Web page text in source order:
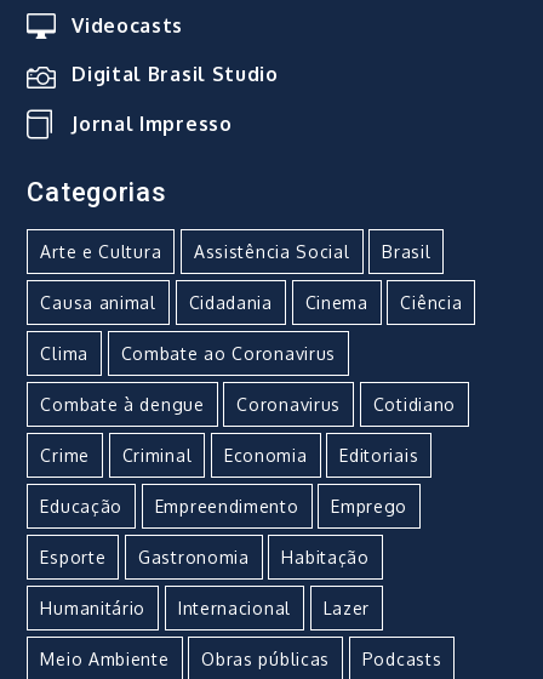
Videocasts
Digital Brasil Studio
Jornal Impresso
Categorias
Arte e Cultura Assistência Social Brasil
Causa animal Cidadania Cinema Ciência
Clima Combate ao Coronavirus
Combate à dengue Coronavirus Cotidiano
Crime Criminal Economia Editoriais
Educação Empreendimento Emprego
Esporte Gastronomia Habitação
Humanitário Internacional Lazer
Meio Ambiente Obras públicas Podcasts